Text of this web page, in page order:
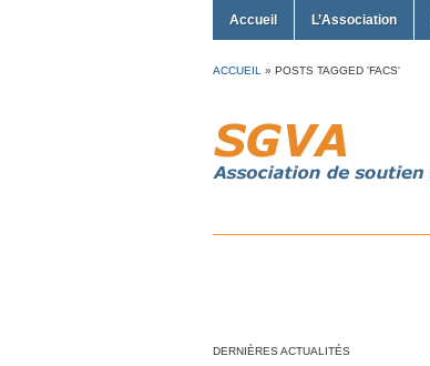
Accueil L’Association
ACCUEIL » POSTS TAGGED 'FACS'
DERNIÈRES ACTUALITÉS